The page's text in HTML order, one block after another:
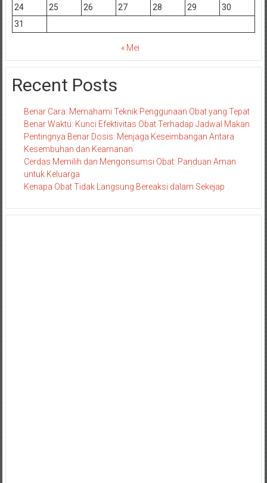
24
25 26 27 28 29
30
31
« Mei
Recent Posts
Benar Cara: Memahami Teknik Penggunaan Obat yang Tepat
Benar Waktu: Kunci Efektivitas Obat Terhadap Jadwal Makan
Pentingnya Benar Dosis: Menjaga Keseimbangan Antara
Kesembuhan dan Keamanan
Cerdas Memilih dan Mengonsumsi Obat: Panduan Aman
untuk Keluarga
Kenapa Obat Tidak Langsung Bereaksi dalam Sekejap